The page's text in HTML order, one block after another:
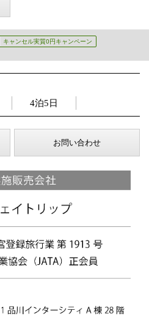
キャンセル実質0円キャンペーン
4泊5日
お問い合わせ